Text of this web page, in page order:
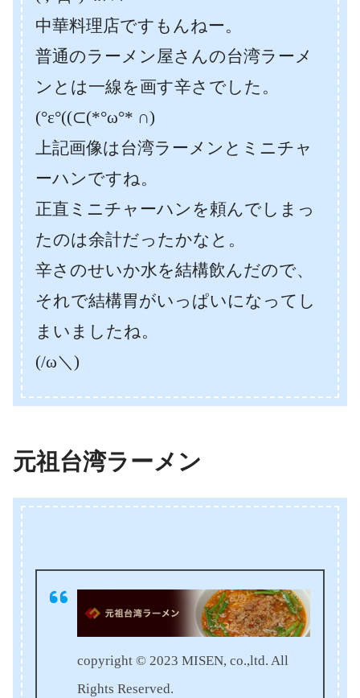
中華料理店ですもんねー。
普通のラーメン屋さんの台湾ラーメ
ンとは一線を画す辛さでした。
(°ε°((⊂(*°ω°* ∩)
上記画像は台湾ラーメンとミニチャ
ーハンですね。
正直ミニチャーハンを頼んでしまっ
たのは余計だったかなと。
辛さのせいか水を結構飲んだので、
それで結構胃がいっぱいになってし
まいましたね。
(/ω＼)
元祖台湾ラーメン
copyright © 2023 MISEN, co.,ltd. All
Rights Reserved.